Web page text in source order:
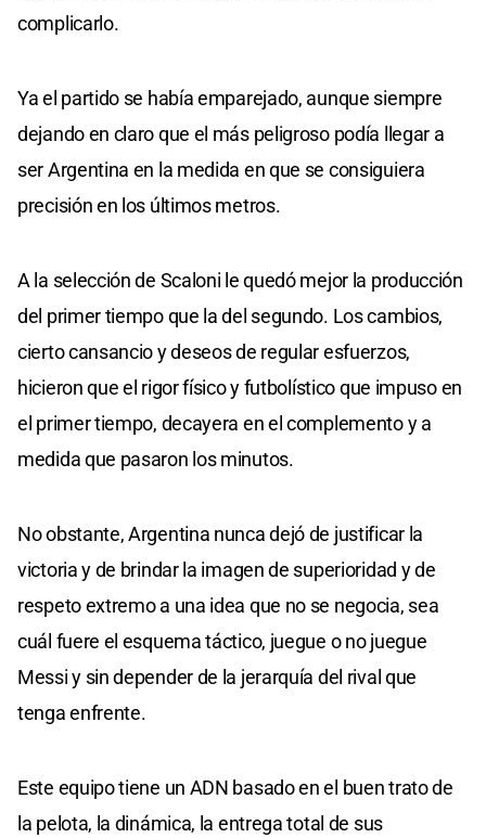
complicarlo.
Ya el partido se había emparejado, aunque siempre
dejando en claro que el más peligroso podía llegar a
ser Argentina en la medida en que se consiguiera
precisión en los últimos metros.
A la selección de Scaloni le quedó mejor la producción
del primer tiempo que la del segundo. Los cambios,
cierto cansancio y deseos de regular esfuerzos,
hicieron que el rigor físico y futbolístico que impuso en
el primer tiempo, decayera en el complemento y a
medida que pasaron los minutos.
No obstante, Argentina nunca dejó de justificar la
victoria y de brindar la imagen de superioridad y de
respeto extremo a una idea que no se negocia, sea
cuál fuere el esquema táctico, juegue o no juegue
Messi y sin depender de la jerarquía del rival que
tenga enfrente.
Este equipo tiene un ADN basado en el buen trato de
la pelota, la dinámica, la entrega total de sus